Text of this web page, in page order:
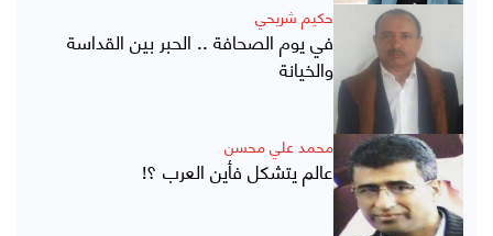
حكيم شريحي
في يوم الصحافة .. الحبر بين القداسة
والخيانة
محمد علي محسن
عالم يتشكل فأين العرب ؟!